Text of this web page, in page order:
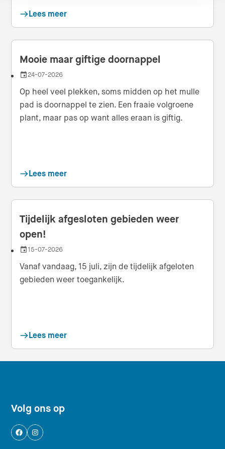
Lees meer
Mooie maar giftige doornappel
Datum
24-07-2026
Op heel veel plekken, soms midden op het mulle
pad is doornappel te zien. Een fraaie volgroene
plant, maar pas op want alles eraan is giftig.
Lees meer
Tijdelijk afgesloten gebieden weer
open!
Datum
15-07-2026
Vanaf vandaag, 15 juli, zijn de tijdelijk afgeloten
gebieden weer toegankelijk.
Lees meer
Footer navigatie
Volg ons op